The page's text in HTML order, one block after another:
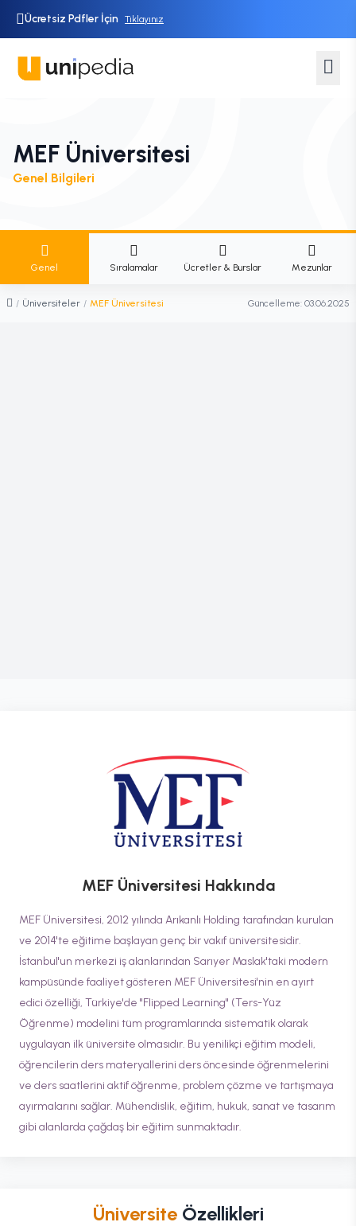
Ücretsiz Pdfler İçin Tıklayınız
MEF Üniversitesi
Genel Bilgileri
Genel Sıralamalar Ücretler & Burslar Mezunlar
/ Üniversiteler / MEF Üniversitesi Güncelleme: 03.06.2025
MEF Üniversitesi Hakkında
MEF Üniversitesi, 2012 yılında Arıkanlı Holding tarafından kurulan
ve 2014'te eğitime başlayan genç bir vakıf üniversitesidir.
İstanbul'un merkezi iş alanlarından Sarıyer Maslak'taki modern
kampüsünde faaliyet gösteren MEF Üniversitesi'nin en ayırt
edici özelliği, Türkiye'de "Flipped Learning" (Ters-Yüz
Öğrenme) modelini tüm programlarında sistematik olarak
uygulayan ilk üniversite olmasıdır. Bu yenilikçi eğitim modeli,
öğrencilerin ders materyallerini ders öncesinde öğrenmelerini
ve ders saatlerini aktif öğrenme, problem çözme ve tartışmaya
ayırmalarını sağlar. Mühendislik, eğitim, hukuk, sanat ve tasarım
gibi alanlarda çağdaş bir eğitim sunmaktadır.
Üniversite Özellikleri